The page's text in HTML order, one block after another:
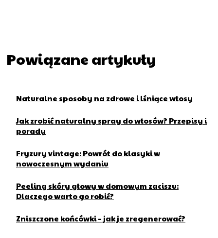
Powiązane artykuły
Naturalne sposoby na zdrowe i lśniące włosy
Jak zrobić naturalny spray do włosów? Przepisy i
porady
Fryzury vintage: Powrót do klasyki w
nowoczesnym wydaniu
Peeling skóry głowy w domowym zaciszu:
Dlaczego warto go robić?
Zniszczone końcówki – jak je zregenerować?